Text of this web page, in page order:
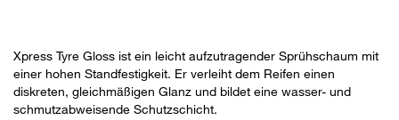
Xpress Tyre Gloss ist ein leicht aufzutragender Sprühschaum mit
einer hohen Standfestigkeit. Er verleiht dem Reifen einen
diskreten, gleichmäßigen Glanz und bildet eine wasser- und
schmutzabweisende Schutzschicht.